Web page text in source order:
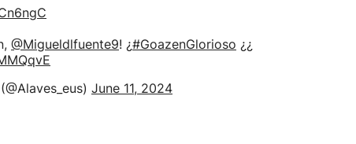
@Migueldlfuente9! ¿#GoazenGlorioso ¿¿
June 11, 2024